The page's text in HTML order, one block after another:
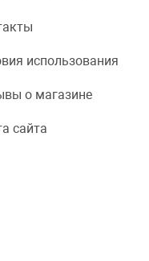
использования
о магазине
сайта